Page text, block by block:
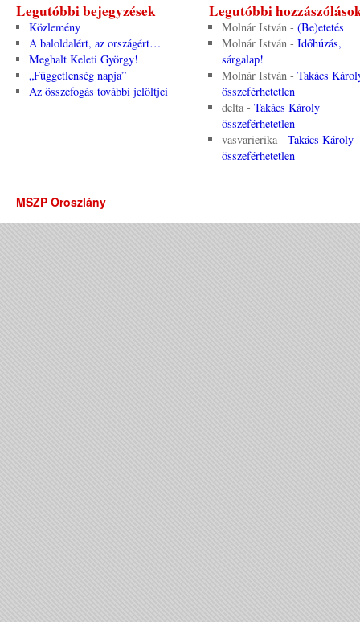
Legutóbbi bejegyzések
Közlemény
A baloldalért, az országért…
Meghalt Keleti György!
„Függetlenség napja”
Az összefogás további jelöltjei
Legutóbbi
Molnár István- (Be)etetés
Molnár István- Időhúzás,
sárgalap!
Molnár István- Takács
összeférhetetlen
delta- Takács Károly
összeférhetetlen
vasvarierika- Takács Károly
összeférhetetlen
MSZP Oroszlány